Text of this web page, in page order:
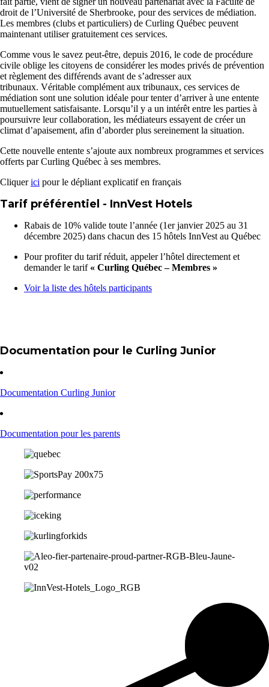
droit de l’Université de Sherbrooke, pour des services de médiation.
Les membres (clubs et particuliers) de Curling Québec peuvent
maintenant utiliser gratuitement ces services.
Comme vous le savez peut-être, depuis 2016, le code de procédure
civile oblige les citoyens de considérer les modes privés de prévention
et règlement des différends avant de s’adresser aux
tribunaux. Véritable complément aux tribunaux, ces services de
médiation sont une solution idéale pour tenter d’arriver à une entente
mutuellement satisfaisante. Lorsqu’il y a un intérêt entre les parties à
poursuivre leur collaboration, les médiateurs essayent de créer un
climat d’apaisement, afin d’aborder plus sereinement la situation.
Cette nouvelle entente s’ajoute aux nombreux programmes et services
offerts par Curling Québec à ses membres.
Cliquerici pour le dépliant explicatif en français
Tarif préférentiel - InnVest Hotels
Rabais de 10% valide toute l’année (1er janvier 2025 au 31
décembre 2025) dans chacun des 15 hôtels InnVest au Québec
Pour profiter du tarif réduit, appeler l’hôtel directement et
demander le tarif « Curling Québec – Membres »
Voir la liste des hôtels participants
Documentation pour le Curling Junior
Documentation Curling Junior
Documentation pour les parents